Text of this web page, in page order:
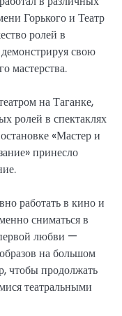
Горького и Театр
ролей в
свою
мастерства.
на Таганке,
ролей в спектаклях
«Мастер и
принесло
работать в кино и
сниматься в
любви —
на большом
чтобы продолжать
театральными